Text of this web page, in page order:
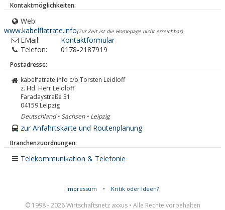
Kontaktmöglichkeiten:
Web:
www.kabelflatrate.info(Zur Zeit ist die Homepage nicht erreichbar)
EMail:
Kontaktformular
Telefon:
0178-2187919
Postadresse:
kabelfatrate.info c/o Torsten Leidloff
z. Hd. Herr Leidloff
Faradaystraße 31
04159 Leipzig
Deutschland • Sachsen • Leipzig
zur Anfahrtskarte und Routenplanung
Branchenzuordnungen:
Telekommunikation & Telefonie
Impressum • Kritik oder Ideen?
© 1998 - 2026 Wirtschaftsnetz axxus • Alle Rechte vorbehalten